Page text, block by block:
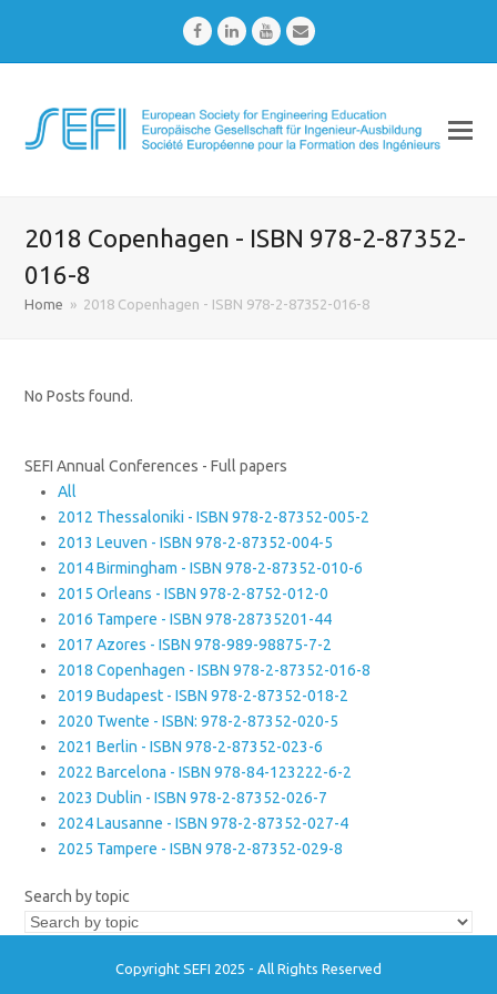
FacebookLinkedInYoutubeEmail
2018 Copenhagen - ISBN 978-2-87352-
016-8
Home » 2018 Copenhagen - ISBN 978-2-87352-016-8
No Posts found.
SEFI Annual Conferences - Full papers
All
2012 Thessaloniki - ISBN 978-2-87352-005-2
2013 Leuven - ISBN 978-2-87352-004-5
2014 Birmingham - ISBN 978-2-87352-010-6
2015 Orleans - ISBN 978-2-8752-012-0
2016 Tampere - ISBN 978-28735201-44
2017 Azores - ISBN 978-989-98875-7-2
2018 Copenhagen - ISBN 978-2-87352-016-8
2019 Budapest - ISBN 978-2-87352-018-2
2020 Twente - ISBN: 978-2-87352-020-5
2021 Berlin - ISBN 978-2-87352-023-6
2022 Barcelona - ISBN 978-84-123222-6-2
2023 Dublin - ISBN 978-2-87352-026-7
2024 Lausanne - ISBN 978-2-87352-027-4
2025 Tampere - ISBN 978-2-87352-029-8
Search by topic
Copyright SEFI 2025 - All Rights Reserved